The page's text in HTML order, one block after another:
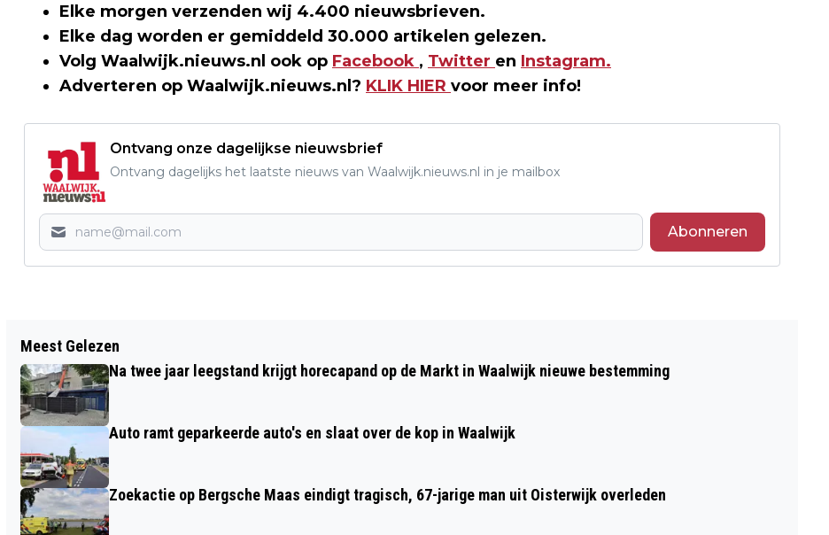
Elke morgen verzenden wij 4.400 nieuwsbrieven.
Elke dag worden er gemiddeld 30.000 artikelen gelezen.
Volg Waalwijk.nieuws.nl ook op Facebook , Twitter en Instagram.
Adverteren op Waalwijk.nieuws.nl? KLIK HIER voor meer info!
Ontvang onze dagelijkse nieuwsbrief
Ontvang dagelijks het laatste nieuws van Waalwijk.nieuws.nl in je mailbox
Abonneren
DRONKEN BESTUURDER BOTST TEGEN
BOOM IN WAALWIJK
HULPKOK
Meest Gelezen
Na twee jaar leegstand krijgt horecapand op de Markt in Waalwijk nieuwe bestemming
Auto ramt geparkeerde auto's en slaat over de kop in Waalwijk
Zoekactie op Bergsche Maas eindigt tragisch, 67-jarige man uit Oisterwijk overleden